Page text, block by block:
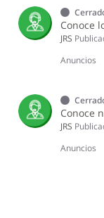
JRS
Anuncios
Conoce
JRS
Anuncios